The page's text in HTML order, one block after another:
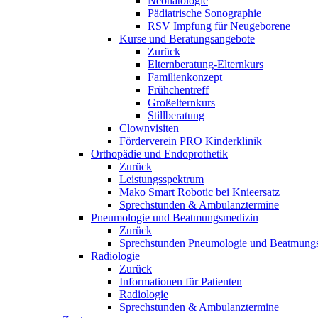
Pädiatrische Sonographie
RSV Impfung für Neugeborene
Kurse und Beratungsangebote
Zurück
Elternberatung-Elternkurs
Familienkonzept
Frühchentreff
Großelternkurs
Stillberatung
Clownvisiten
Förderverein PRO Kinderklinik
Orthopädie und Endoprothetik
Zurück
Leistungsspektrum
Mako Smart Robotic bei Knieersatz
Sprechstunden & Ambulanztermine
Pneumologie und Beatmungsmedizin
Zurück
Sprechstunden Pneumologie und
Radiologie
Zurück
Informationen für Patienten
Radiologie
Sprechstunden & Ambulanztermine